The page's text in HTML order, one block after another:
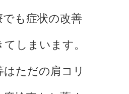
も症状の改善
しまいます。
ただの肩コリ